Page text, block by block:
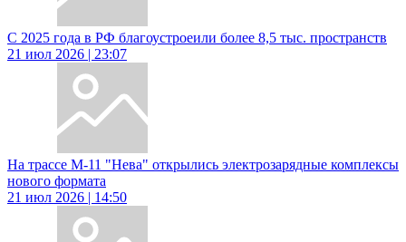
С 2025 года в РФ благоустроеили более 8,5 тыс. пространств
21 июл 2026 | 23:07
На трассе М-11 "Нева" открылись электрозарядные комплексы
нового формата
21 июл 2026 | 14:50